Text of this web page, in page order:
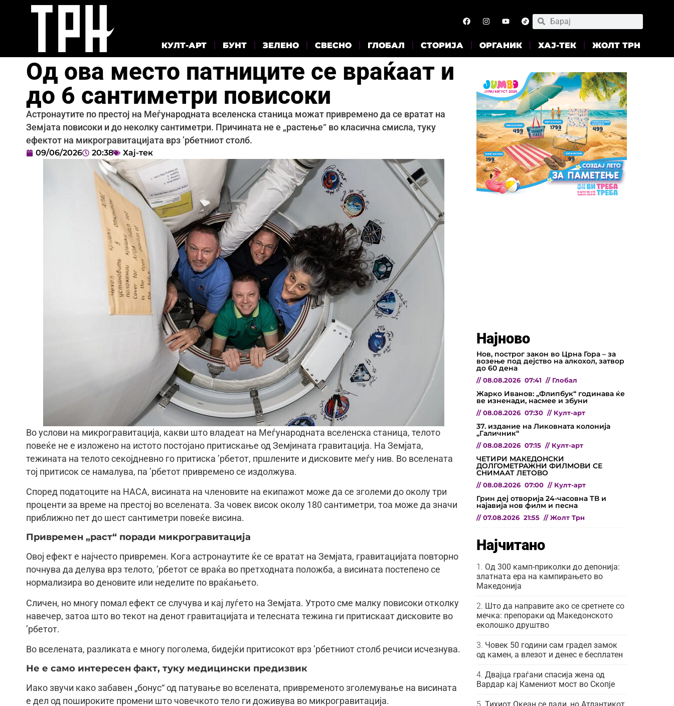
КУЛТ-АРТ БУНТ ЗЕЛЕНО СВЕСНО ГЛОБАЛ СТОРИЈА ОРГАНИК ХАЈ-ТЕК ЖОЛТ ТРН
Од ова место патниците се враќаат и
до 6 сантиметри повисоки
Астронаутите по престој на Меѓународната вселенска станица можат привремено да се вратат на
Земјата повисоки и до неколку сантиметри. Причината не е „растење“ во класична смисла, туку
ефектот на микрогравитацијата врз ’рбетниот столб.
09/06/2026 20:38 Хај-тек
Во услови на микрогравитација, какви што владеат на Меѓународната вселенска станица, телото
повеќе не е изложено на истото постојано притискање од Земјината гравитација. На Земјата,
тежината на телото секојдневно го притиска ’рбетот, пршлените и дисковите меѓу нив. Во вселената
тој притисок се намалува, па ’рбетот привремено се издолжува.
Според податоците на НАСА, висината на членовите на екипажот може да се зголеми до околу три
проценти за време на престој во вселената. За човек висок околу 180 сантиметри, тоа може да значи
приближно пет до шест сантиметри повеќе висина.
Привремен „раст“ поради микрогравитација
Овој ефект е најчесто привремен. Кога астронаутите ќе се вратат на Земјата, гравитацијата повторно
почнува да делува врз телото, ’рбетот се враќа во претходната положба, а висината постепено се
нормализира во деновите или неделите по враќањето.
Сличен, но многу помал ефект се случува и кај луѓето на Земјата. Утрото сме малку повисоки отколку
навечер, затоа што во текот на денот гравитацијата и телесната тежина ги притискаат дисковите во
’рбетот.
Во вселената, разликата е многу поголема, бидејќи притисокот врз ’рбетниот столб речиси исчезнува.
Не е само интересен факт, туку медицински предизвик
Иако звучи како забавен „бонус“ од патување во вселената, привременото зголемување на висината
е дел од пошироките промени што човечкото тело ги доживува во микрогравитација.
Најново
Нов, построг закон во Црна Гора – за
возење под дејство на алкохол, затвор
до 60 дена
// 08.08.2026 07:41 // Глобал
Жарко Иванов: „Флипбук“ годинава ќе
ве изненади, насмее и збуни
// 08.08.2026 07:30 // Култ-арт
37. издание на Ликовната колонија
„Галичник“
// 08.08.2026 07:15 // Култ-арт
ЧЕТИРИ МАКЕДОНСКИ
ДОЛГОМЕТРАЖНИ ФИЛМОВИ СЕ
СНИМААТ ЛЕТОВО
// 08.08.2026 07:00 // Култ-арт
Грин деј отворија 24-часовна ТВ и
најавија нов филм и песна
// 07.08.2026 21:55 // Жолт Трн
Најчитано
Од 300 камп-приколки до депонија:
златната ера на кампирањето во
Македонија
Што да направите ако се сретнете со
мечка: препораки од Македонското
еколошко друштво
Човек 50 години сам градел замок
од камен, а влезот и денес е бесплатен
Двајца граѓани спасија жена од
Вардар кај Камениот мост во Скопје
Тихиот Океан се лади, но Атлантикот